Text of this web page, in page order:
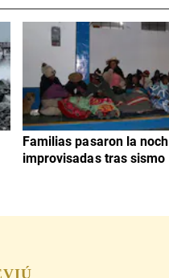
Familias pasaron la
improvisadas tras